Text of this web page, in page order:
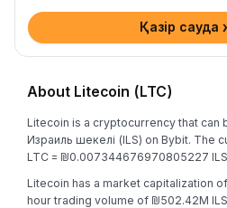
Қазір сауда
About Litecoin (LTC)
Litecoin is a cryptocurrency that can
Израиль шекелі (ILS) on Bybit. The
LTC = ₪0.007344676970805227
Litecoin has a market capitalization
hour trading volume of ₪502.42M